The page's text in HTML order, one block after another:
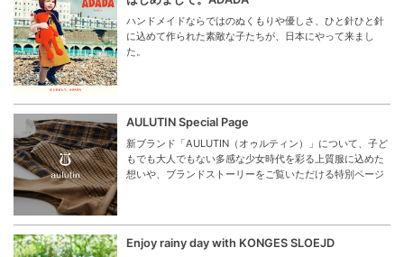
ハンドメイドならではのぬくもりや優しさ、ひと針ひと針
に込めて作られた素敵な子たちが、日本にやって来まし
た。
AULUTIN Special Page
新ブランド「AULUTIN（オゥルティン）」について、子ど
もでも大人でもない多感な少女時代を彩る上質服に込めた
想いや、ブランドストーリーをご覧いただける特別ページ
Enjoy rainy day with KONGES SLOEJD